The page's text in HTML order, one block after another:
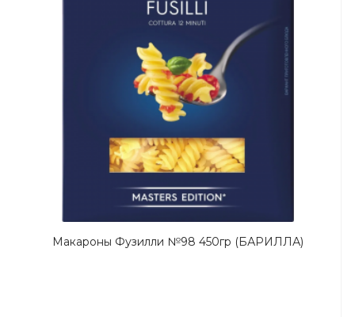
Макароны Фузилли №98 450гр (БАРИЛЛА)